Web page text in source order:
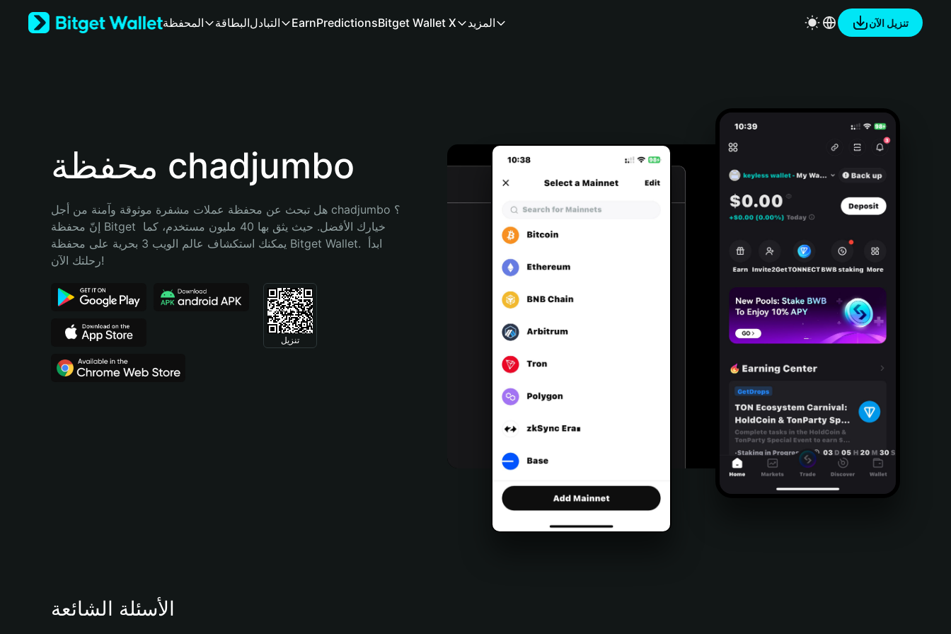
Bahasa Indonesia
Português (Brasil)
المحفظة البطاقةالتبادل EarnPredictionsBitget Wallet X المزيد تنزيل الآن
محفظة chadjumbo
هل تبحث عن محفظة عملات مشفرة موثوقة وآمنة من أجل chadjumbo؟
إنّ محفظة Bitget خيارك الأفضل. حيث يثق بها 40 مليون مستخدم، كما
يمكنك استكشاف عالم الويب 3 بحرية على محفظة Bitget Wallet. ابدأ
رحلتك الآن!
تنزيل
الأسئلة الشائعة